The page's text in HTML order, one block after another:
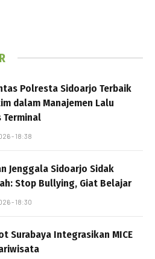
Polresta Sidoarjo Terbaik
dalam Manajemen Lalu
Terminal
- 18:38
Jenggala Sidoarjo Sidak
Stop Bullying, Giat Belajar
- 18:30
Surabaya Integrasikan MICE